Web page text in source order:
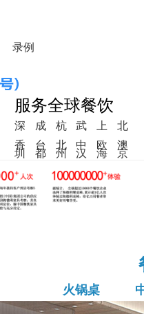
录例
服务全球餐饮
深
圳
成
都
杭
州
武
汉
上
海
北
京
香
港
台 北
美
中
东
欧
洲
澳
洲
火锅桌